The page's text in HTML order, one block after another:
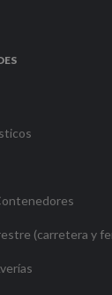
(carretera y